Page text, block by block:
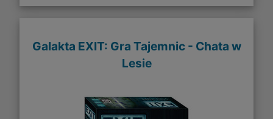
Galakta EXIT: Gra Tajemnic - Chata w
Lesie